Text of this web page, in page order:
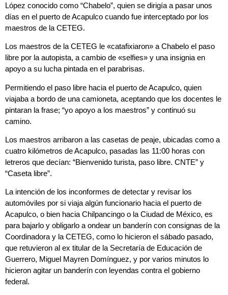
López conocido como “Chabelo”, quien se dirigía a pasar unos
días en el puerto de Acapulco cuando fue interceptado por los
maestros de la CETEG.
Los maestros de la CETEG le «catafixiaron» a Chabelo el paso
libre por la autopista, a cambio de «selfies» y una insignia en
apoyo a su lucha pintada en el parabrisas.
Permitiendo el paso libre hacia el puerto de Acapulco, quien
viajaba a bordo de una camioneta, aceptando que los docentes le
pintaran la frase; “yo apoyo a los maestros” y continuó su
camino.
Los maestros arribaron a las casetas de peaje, ubicadas como a
cuatro kilómetros de Acapulco, pasadas las 11:00 horas con
letreros que decían: “Bienvenido turista, paso libre. CNTE” y
“Caseta libre”.
La intención de los inconformes de detectar y revisar los
automóviles por si viaja algún funcionario hacia el puerto de
Acapulco, o bien hacia Chilpancingo o la Ciudad de México, es
para bajarlo y obligarlo a ondear un banderín con consignas de la
Coordinadora y la CETEG, como lo hicieron el sábado pasado,
que retuvieron al ex titular de la Secretaría de Educación de
Guerrero, Miguel Mayren Domínguez, y por varios minutos lo
hicieron agitar un banderín con leyendas contra el gobierno
federal.